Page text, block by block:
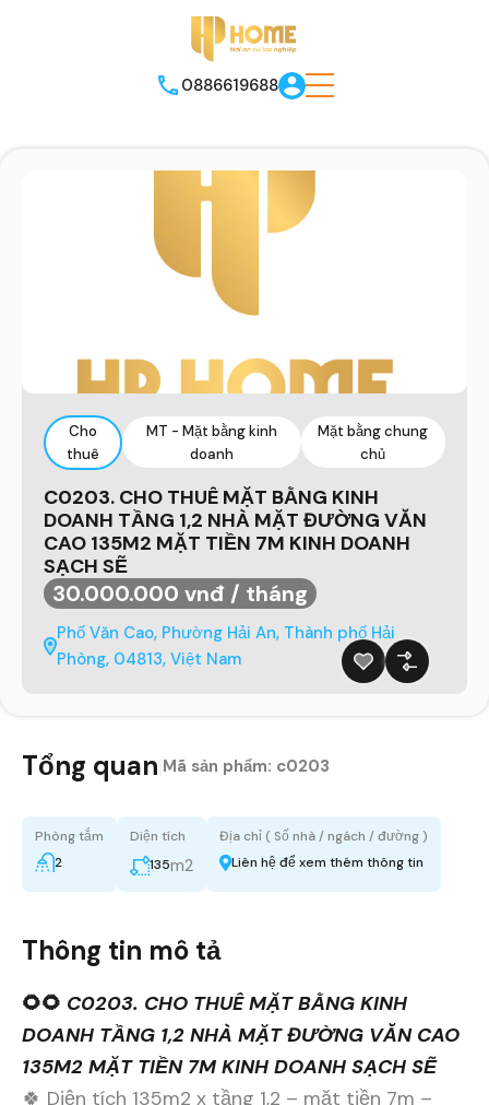
0886619688
Cho
thuê
MT - Mặt bằng kinh
doanh
Mặt bằng chung
chủ
C0203. CHO THUÊ MẶT BẰNG KINH
DOANH TẦNG 1,2 NHÀ MẶT ĐƯỜNG VĂN
CAO 135M2 MẶT TIỀN 7M KINH DOANH
SẠCH SẼ
30.000.000 vnđ / tháng
Phố Văn Cao, Phường Hải An, Thành phố Hải
Phòng, 04813, Việt Nam
Tổng quan Mã sản phẩm: c0203
Phòng tắm
2
Diện tích
135m2
Địa chỉ ( Số nhà / ngách / đường )
Liên hệ để xem thêm thông tin
Thông tin mô tả
🌻🌻 C0203. CHO THUÊ MẶT BẰNG KINH
DOANH TẦNG 1,2 NHÀ MẶT ĐƯỜNG VĂN CAO
135M2 MẶT TIỀN 7M KINH DOANH SẠCH SẼ
🍀 Diện tích 135m2 x tầng 1,2 – mặt tiền 7m –